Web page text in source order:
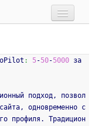
: 5‑50‑5000 за
подход, позвол
одновременно с
профиля. Традицион